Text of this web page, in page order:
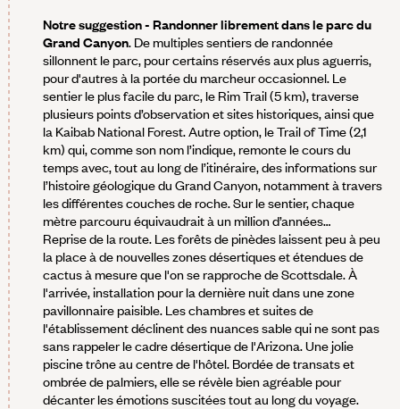
Notre suggestion - Randonner librement dans le parc du
Grand Canyon. De multiples sentiers de randonnée
sillonnent le parc, pour certains réservés aux plus aguerris,
pour d'autres à la portée du marcheur occasionnel. Le
sentier le plus facile du parc, le Rim Trail (5 km), traverse
plusieurs points d’observation et sites historiques, ainsi que
la Kaibab National Forest. Autre option, le Trail of Time (2,1
km) qui, comme son nom l’indique, remonte le cours du
temps avec, tout au long de l’itinéraire, des informations sur
l’histoire géologique du Grand Canyon, notamment à travers
les différentes couches de roche. Sur le sentier, chaque
mètre parcouru équivaudrait à un million d’années…
Reprise de la route. Les forêts de pinèdes laissent peu à peu
la place à de nouvelles zones désertiques et étendues de
cactus à mesure que l'on se rapproche de Scottsdale. À
l'arrivée, installation pour la dernière nuit dans une zone
pavillonnaire paisible. Les chambres et suites de
l'établissement déclinent des nuances sable qui ne sont pas
sans rappeler le cadre désertique de l'Arizona. Une jolie
piscine trône au centre de l'hôtel. Bordée de transats et
ombrée de palmiers, elle se révèle bien agréable pour
décanter les émotions suscitées tout au long du voyage.